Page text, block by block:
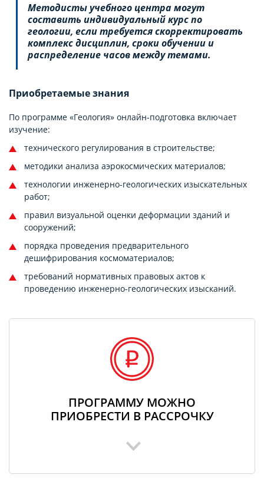
Методисты учебного центра могут
составить индивидуальный курс по
геологии, если требуется скорректировать
комплекс дисциплин, сроки обучении и
распределение часов между темами.
Приобретаемые знания
По программе «Геология» онлайн-подготовка включает
изучение:
технического регулирования в строительстве;
методики анализа аэрокосмических материалов;
технологии инженерно-геологических изыскательных
работ;
правил визуальной оценки деформации зданий и
сооружений;
порядка проведения предварительного
дешифрирования космоматериалов;
требований нормативных правовых актов к
проведению инженерно-геологических изысканий.
ПРОГРАММУ МОЖНО
ПРИОБРЕСТИ В РАССРОЧКУ